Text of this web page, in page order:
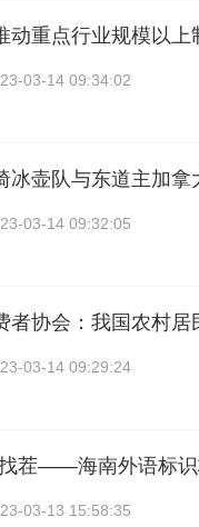
动重点行业规模以上
03-14 09:34:02
冰壶队与东道主加拿
03-14 09:32:05
者协会：我国农村居
03-14 09:29:24
茬——海南外语标
03-13 15:58:35